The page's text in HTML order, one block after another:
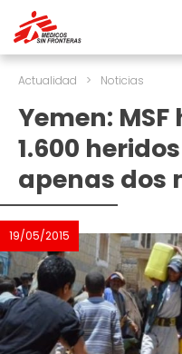
Actualidad > Noticias
Yemen:
1.600
apenas dos
19/05/2015